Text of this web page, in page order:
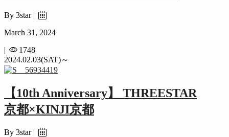
By 3star |
March 31, 2024
|
1748
2024.02.03(SAT)～
【10th Anniversary】 THREESTAR
京都×KINJI京都
By 3star |